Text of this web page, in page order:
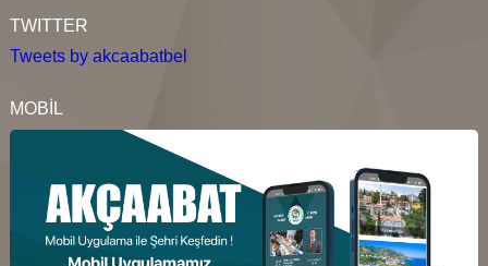
TWITTER
Tweets by akcaabatbel
MOBİL